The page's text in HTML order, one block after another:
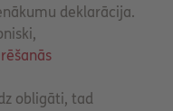
deklarācija.
obligāti, tad